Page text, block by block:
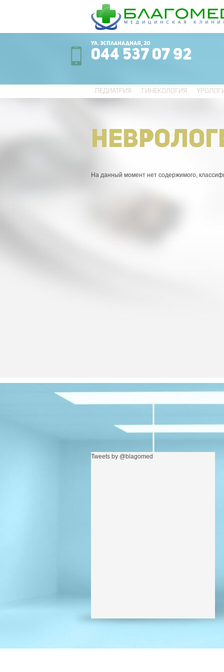
ул. Эспланадная, 20
044 537 07 92
ПЕДИАТРИЯ ГИНЕКОЛОГИЯ
На данный момент нет содержимого,
Tweets by @blagomed